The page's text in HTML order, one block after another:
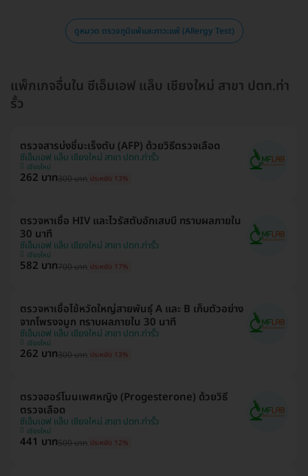
ดูหมวด ตรวจภูมิแพ้และภาวะแพ้ (Allergy Test)
แพ็กเกจอื่นใน ซีเอ็มเอฟ แล็บ เชียงใหม่ สาขา ปตท.ท่า
รั้ว
ตรวจสารบ่งชี้มะเร็งตับ (AFP) ด้วยวิธีตรวจเลือด
ซีเอ็มเอฟ แล็บ เชียงใหม่ สาขา ปตท.ท่ารั้ว
เชียงใหม่
262 บาท300 บาท ประหยัด 13%
ตรวจหาเชื้อ HIV และไวรัสตับอักเสบบี ทราบผลภายใน
30 นาที
ซีเอ็มเอฟ แล็บ เชียงใหม่ สาขา ปตท.ท่ารั้ว
เชียงใหม่
582 บาท700 บาท ประหยัด 17%
ตรวจหาเชื้อไข้หวัดใหญ่สายพันธุ์ A และ B เก็บตัวอย่าง
จากโพรงจมูก ทราบผลภายใน 30 นาที
ซีเอ็มเอฟ แล็บ เชียงใหม่ สาขา ปตท.ท่ารั้ว
เชียงใหม่
262 บาท300 บาท ประหยัด 13%
ตรวจฮอร์โมนเพศหญิง (Progesterone) ด้วยวิธี
ตรวจเลือด
ซีเอ็มเอฟ แล็บ เชียงใหม่ สาขา ปตท.ท่ารั้ว
เชียงใหม่
441 บาท500 บาท ประหยัด 12%